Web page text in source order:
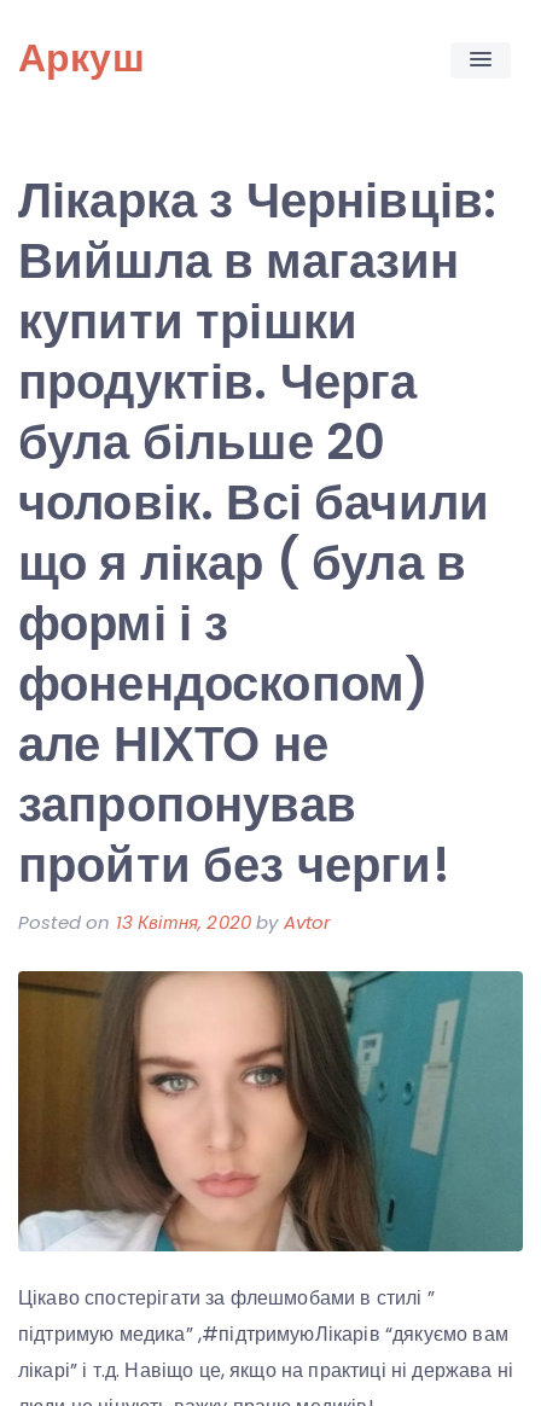
content
Аркуш
Лікарка з Чернівців:
Вийшла в магазин
купити трішки
продуктів. Черга
була більше 20
чоловік. Всі бачили
що я лікар ( була в
формі і з
фонендоскопом)
але НІХТО не
запропонував
пройти без черги!
Posted on 13 Квітня, 2020byAvtor
Цікаво спостерігати за флешмобами в стилі ”
підтримую медика” ,#підтримуюЛікарів “дякуємо вам
лікарі” і т.д. Навіщо це, якщо на практиці ні держава ні